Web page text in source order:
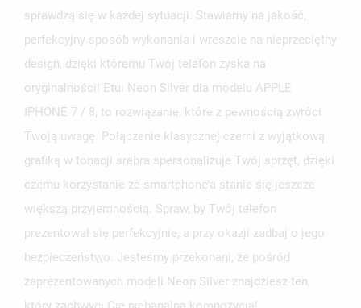
sprawdzą się w każdej sytuacji. Stawiamy na jakość,
perfekcyjny sposób wykonania i wreszcie na nieprzeciętny
design, dzięki któremu Twój telefon zyska na
oryginalności! Etui Neon Silver dla modelu APPLE
IPHONE 7 / 8, to rozwiązanie, które z pewnością zwróci
Twoją uwagę. Połączenie klasycznej czerni z wyjątkową
grafiką w tonacji srebra spersonalizuje Twój sprzęt, dzięki
czemu korzystanie ze smartphone’a stanie się jeszcze
większą przyjemnością. Spraw, by Twój telefon
prezentował się perfekcyjnie, a przy okazji zadbaj o jego
bezpieczeństwo. Jesteśmy przekonani, że pośród
zaprezentowanych modeli Neon Silver znajdziesz ten,